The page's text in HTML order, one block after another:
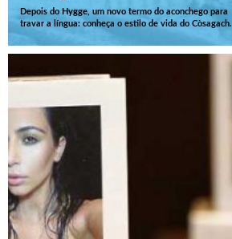
Depois do Hygge, um novo termo do aconchego para
travar a língua: conheça o estilo de vida do Còsagach.